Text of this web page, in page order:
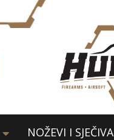
NOŽEVI I SJEČIVA